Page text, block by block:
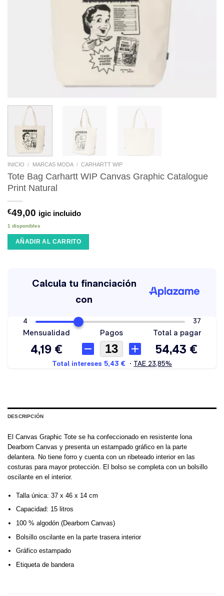
INICIO / MARCAS MODA / CARHARTT WIP
Tote Bag Carhartt WIP Canvas Graphic Catalogue
Print Natural
€49,00 igic incluido
1 disponibles
AÑADIR AL CARRITO
DESCRIPCIÓN
El Canvas Graphic Tote se ha confeccionado en resistente lona
Dearborn Canvas y presenta un estampado gráfico en la parte
delantera. No tiene forro y cuenta con un ribeteado interior en las
costuras para mayor protección. El bolso se completa con un bolsillo
oscilante en el interior.
Talla única: 37 x 46 x 14 cm
Capacidad: 15 litros
100 % algodón (Dearborn Canvas)
Bolsillo oscilante en la parte trasera interior
Gráfico estampado
Etiqueta de bandera